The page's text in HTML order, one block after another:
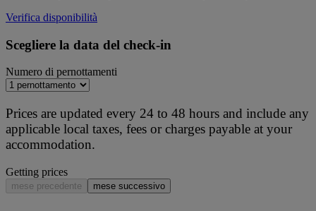
Verifica disponibilità
Scegliere la data del check-in
Numero di pernottamenti
Prices are updated every 24 to 48 hours and include any
applicable local taxes, fees or charges payable at your
accommodation.
Getting prices
mese precedente mese successivo